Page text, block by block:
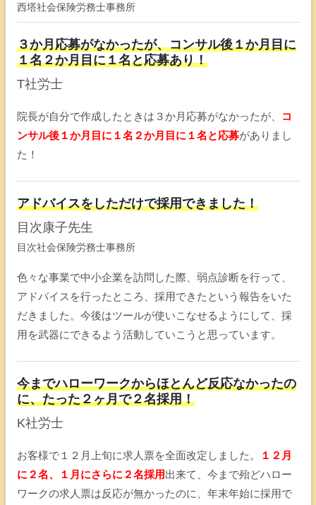
西塔社会保険労務士事務所
３か月応募がなかったが、コンサル後１か月目に
１名２か月目に１名と応募あり！
T社労士
院長が自分で作成したときは３か月応募がなかったが、
コ
ンサル後１か月目に１名２か月目に１名と応募がありまし
た！
アドバイスをしただけで採用できました！
目次康子先生
目次社会保険労務士事務所
色々な事業で中小企業を訪問した際、弱点診断を行って、
アドバイスを行ったところ、採用できたという報告をいた
だきました。今後はツールが使いこなせるようにして、採
用を武器にできるよう活動していこうと思っています。
今までハローワークからほとんど反応なかったの
に、たった２ヶ月で２名採用！
K社労士
お客様で１２月上旬に求人票を全面改定しました。
１２月
に２名、１月にさらに２名採用出来て、今まで殆どハロー
ワークの求人票は反応が無かったのに、年末年始に採用で